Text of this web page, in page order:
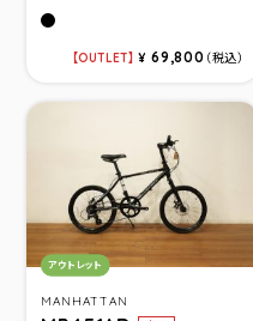
Flat Black(サイズ460)
OUTLET ¥ 69,800 （税込）
MANHATTAN
カテゴリ：
アウトレット